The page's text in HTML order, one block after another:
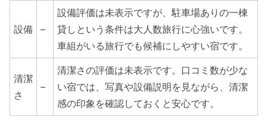
設備 –
設備評価は未表示ですが、駐車場ありの一棟
貸しという条件は大人数旅行に心強いです。
車組がいる旅行でも候補にしやすい宿です。
清潔
さ
–
清潔さの評価は未表示です。口コミ数が少な
い宿では、写真や設備説明を見ながら、清潔
感の印象を確認しておくと安心です。